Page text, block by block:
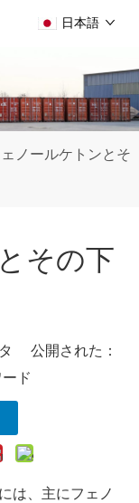
日本語
ノールケトンとそ
その下
公開された：
ド
は、主にフェノ